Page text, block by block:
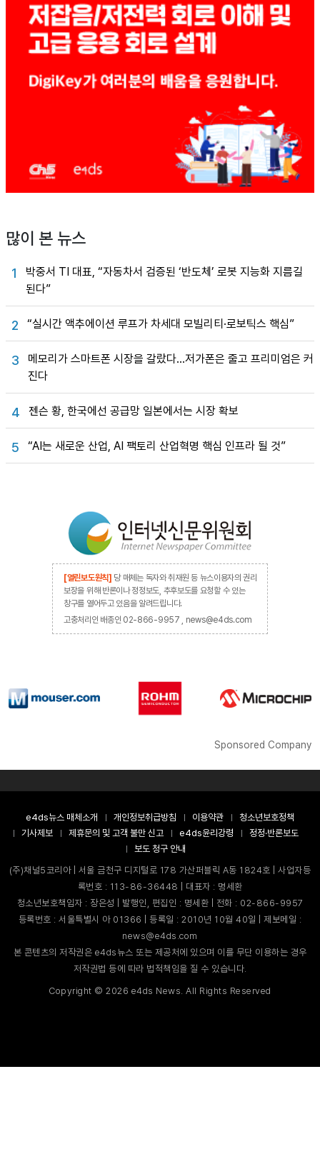
많이 본 뉴스
1
박중서 TI 대표, “자동차서 검증된 ‘반도체’ 로봇 지능화 지름길
된다”
2 “실시간 액추에이션 루프가 차세대 모빌리티·로보틱스 핵심”
3
메모리가 스마트폰 시장을 갈랐다…저가폰은 줄고 프리미엄은 커
진다
4 젠슨 황, 한국에선 공급망 일본에서는 시장 확보
5 “AI는 새로운 산업, AI 팩토리 산업혁명 핵심 인프라 될 것”
[열린보도원칙] 당 매체는 독자와 취재원 등 뉴스이용자의 권리
보장을 위해 반론이나 정정보도, 추후보도를 요청할 수 있는
창구를 열어두고 있음을 알려드립니다.
고충처리인 배종인 02-866-9957 , news@e4ds.com
Sponsored Company
e4ds뉴스 매체소개 개인정보취급방침 이용약관
청소년보호정책
기사제보
제휴문의 및 고객 불만 신고 e4ds윤리강령
정정·반론보도
보도 청구 안내
(주)채널5코리아 | 서울 금천구 디지털로 178 가산퍼블릭 A동 1824호 | 사업자등
록번호 : 113-86-36448 | 대표자 : 명세환
청소년보호책임자 : 장은성 | 발행인, 편집인 : 명세환 | 전화 : 02-866-9957
등록번호 : 서울특별시 아 01366 | 등록일 : 2010년 10월 40일 | 제보메일 :
news@e4ds.com
본 콘텐츠의 저작권은 e4ds뉴스 또는 제공처에 있으며 이를 무단 이용하는 경우
저작권법 등에 따라 법적책임을 질 수 있습니다.
Copyright ©2026 e4ds News. All Rights Reserved